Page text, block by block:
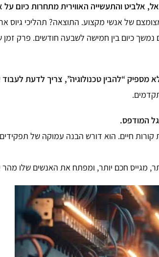
אלביט והתעשייה האווירית מתחרות כיום על
של אנשי מקצוע. התוצאה? תהליכי גיוס
כיום בין חמישה לשבעה חודשים. פרק זמן
מספיק “להבין טכנולוגיה”, צריך לדעת
המודפס.
חיים. הוא דורש הבנה עמוקה של תפקידים
מגייס חכם יותר, ומפתח את האנשים שלו מהר